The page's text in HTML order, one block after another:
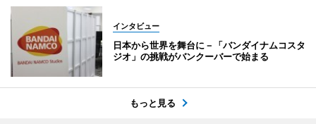
インタビュー
日本から世界を舞台に－「バンダイナムコスタ
ジオ」の挑戦がバンクーバーで始まる
もっと見る